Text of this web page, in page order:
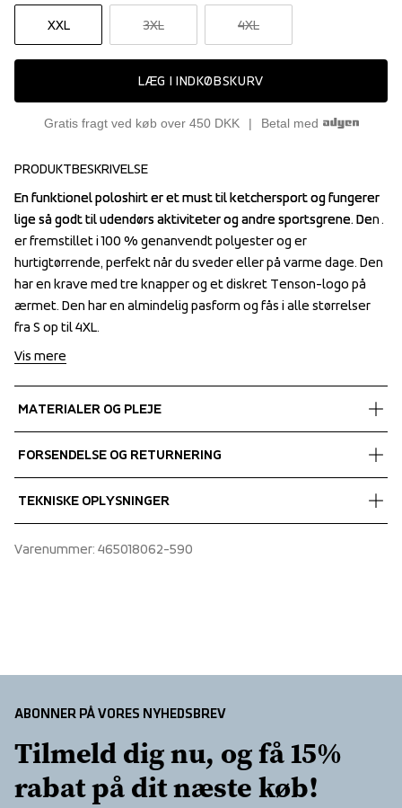
XXL 3XL 4XL
LÆG I INDKØBSKURV
Gratis fragt ved køb over 450 DKK Betal med
PRODUKTBESKRIVELSE
En funktionel poloshirt er et must til ketchersport og fungerer
lige så godt til udendørs aktiviteter og andre sportsgrene. Den
er fremstillet i 100 % genanvendt polyester og er
hurtigtørrende, perfekt når du sveder eller på varme dage. Den
har en krave med tre knapper og et diskret Tenson-logo på
ærmet. Den har en almindelig pasform og fås i alle størrelser
fra S op til 4XL.
En funktionel poloshirt er et must til ketchersport og fungerer
lige så godt til udendørs aktiviteter og andre sportsgrene. Den
er fremstillet i 100 % genanvendt polyester og er
hurtigtørrende, perfekt når du sveder eller på varme dage. Den
har en krave med tre knapper og et diskret Tenson-logo på
ærmet. Den har en almindelig pasform og fås i alle størrelser
fra S op til 4XL.
Vis mere
MATERIALER OG PLEJE
Shell fabric 1
Quick dry
100% Recycled Polyester
FORSENDELSE OG RETURNERING
over 450 DKK.
TEKNISKE OPLYSNINGER
ends, Short inset sleeve, Slit at sides
Varenummer: 465018062-590
ABONNER PÅ VORES NYHEDSBREV
Tilmeld dig nu, og få 15%
rabat på dit næste køb!